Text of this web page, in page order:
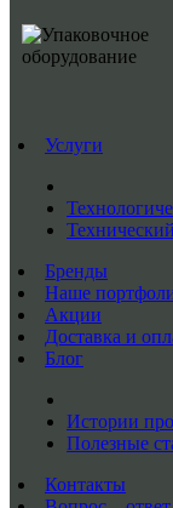
Услуги
Бренды
Наше
Акции
Доставка и
Блог
Истории
Полезные
Контакты